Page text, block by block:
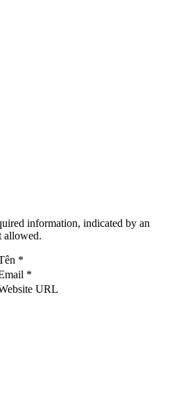
information, indicated by an
allowed.
*
*
URL